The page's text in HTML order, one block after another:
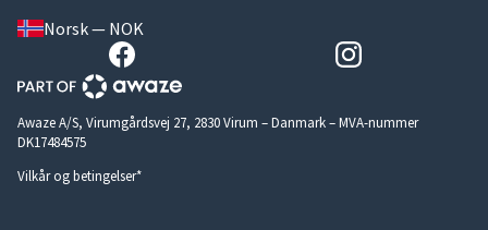
Norsk — NOK
Awaze A/S, Virumgårdsvej 27, 2830 Virum – Danmark – MVA-nummer
DK17484575
Vilkår og betingelser*